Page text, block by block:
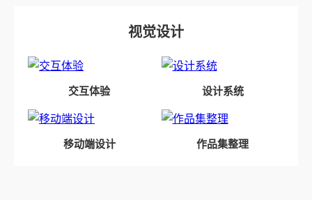
视觉设计
交互体验 设计系统
移动端设计 作品集整理